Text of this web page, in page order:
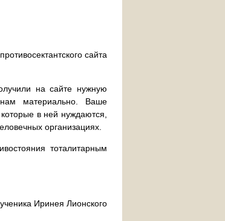
сайта
на сайте нужную
материально. Ваше
в ней нуждаются,
организациях.
тоталитарным
Иринея Лионского